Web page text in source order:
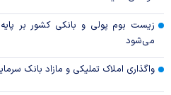
زیست بوم پولی و بانکی کشور بر
می‌شود
واگذاری املاک تملیکی و مازاد بانک